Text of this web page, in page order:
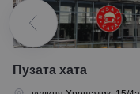
Пузата хата